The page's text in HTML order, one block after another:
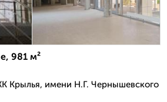
981 м²
Крылья, имени Н.Г. Чернышевского